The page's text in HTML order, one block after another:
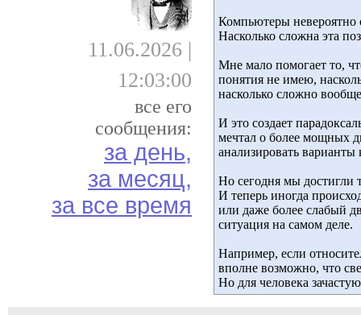
11.06.2026 |
12:03:00
все его
сообщения:
за день,
за месяц,
за все время
Компьютеры невероятно
Насколько сложна эта
Мне мало помогает то,
понятия не имею,
насколько сложно
И это создает
мечтал о более мощных
анализировать
Но сегодня мы достигли
И теперь иногда
или даже более слабый
ситуация на самом деле.
Например, если
вполне возможно, что
Но для человека